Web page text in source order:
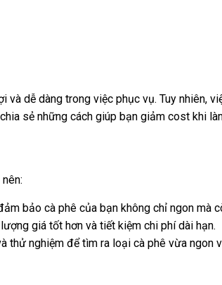
dễ dàng trong việc phục vụ. Tuy nhiên,
sẻ những cách giúp bạn giảm cost khi
bảo cà phê của bạn không chỉ ngon mà
giá tốt hơn và tiết kiệm chi phí dài hạn.
thử nghiệm để tìm ra loại cà phê vừa ngon